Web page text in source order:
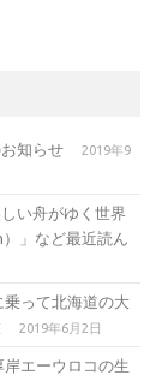
知らせ
2019年9
い舟がゆく世界
」など最近読ん
乗って北海道の大
2019年6月2日
エーウロコの生